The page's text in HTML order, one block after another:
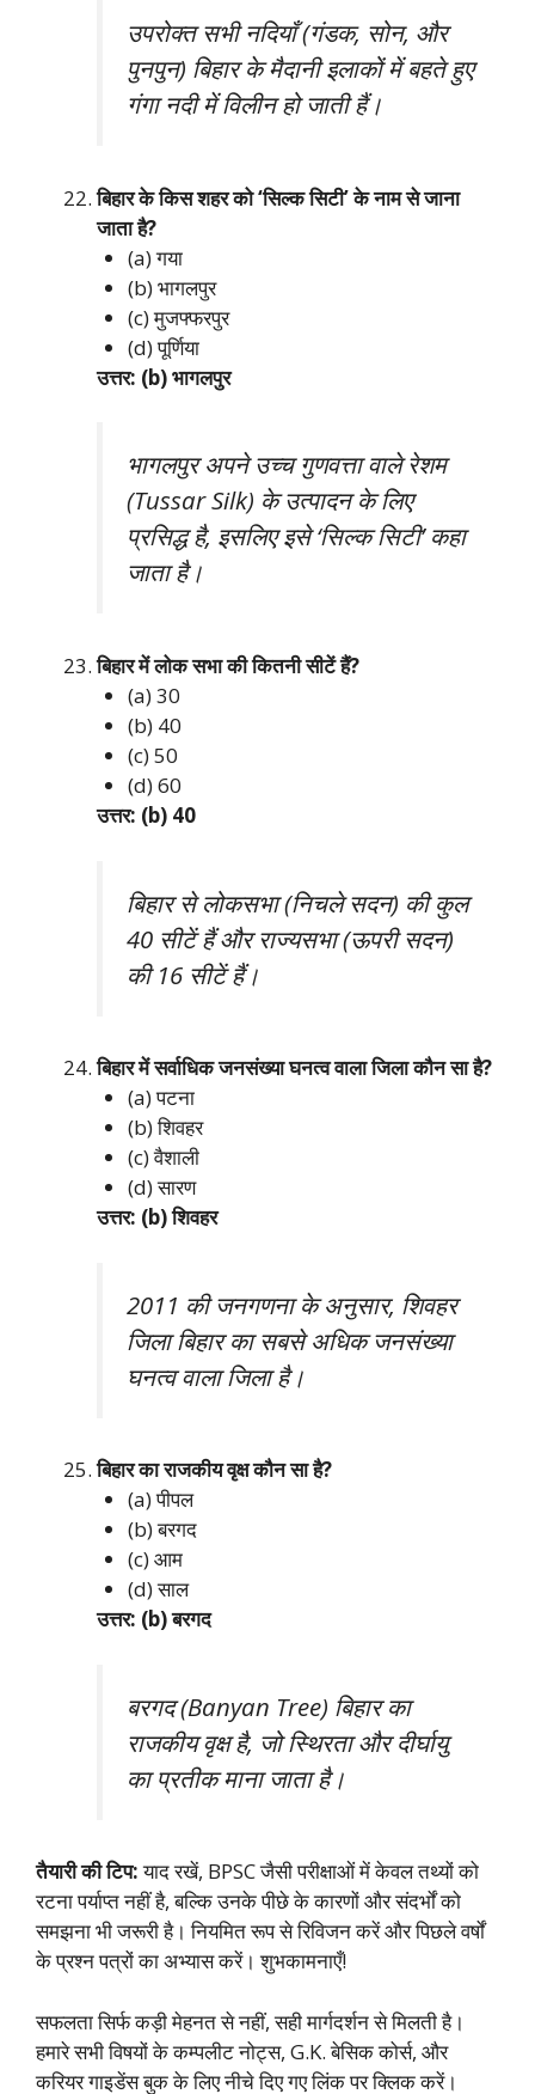
उपरोक्त सभी नदियाँ (गंडक, सोन, और
पुनपुन) बिहार के मैदानी इलाकों में बहते हुए
गंगा नदी में विलीन हो जाती हैं।
बिहार के किस शहर को ‘सिल्क सिटी’ के नाम से जाना
जाता है?
(a) गया
(b) भागलपुर
(c) मुजफ्फरपुर
(d) पूर्णिया
उत्तर: (b) भागलपुर
भागलपुर अपने उच्च गुणवत्ता वाले रेशम
(Tussar Silk) के उत्पादन के लिए
प्रसिद्ध है, इसलिए इसे ‘सिल्क सिटी’ कहा
जाता है।
बिहार में लोक सभा की कितनी सीटें हैं?
(a) 30
(b) 40
(c) 50
(d) 60
उत्तर: (b) 40
बिहार से लोकसभा (निचले सदन) की कुल
40 सीटें हैं और राज्यसभा (ऊपरी सदन)
की 16 सीटें हैं।
बिहार में सर्वाधिक जनसंख्या घनत्व वाला जिला कौन सा है?
(a) पटना
(b) शिवहर
(c) वैशाली
(d) सारण
उत्तर: (b) शिवहर
2011 की जनगणना के अनुसार, शिवहर
जिला बिहार का सबसे अधिक जनसंख्या
घनत्व वाला जिला है।
बिहार का राजकीय वृक्ष कौन सा है?
(a) पीपल
(b) बरगद
(c) आम
(d) साल
उत्तर: (b) बरगद
बरगद (Banyan Tree) बिहार का
राजकीय वृक्ष है, जो स्थिरता और दीर्घायु
का प्रतीक माना जाता है।
तैयारी की टिप:याद रखें, BPSC जैसी परीक्षाओं में केवल तथ्यों को
रटना पर्याप्त नहीं है, बल्कि उनके पीछे के कारणों और संदर्भों को
समझना भी जरूरी है। नियमित रूप से रिविजन करें और पिछले वर्षों
के प्रश्न पत्रों का अभ्यास करें। शुभकामनाएँ!
सफलता सिर्फ कड़ी मेहनत से नहीं, सही मार्गदर्शन से मिलती है।
हमारे सभी विषयों के कम्पलीट नोट्स, G.K. बेसिक कोर्स, और
करियर गाइडेंस बुक के लिए नीचे दिए गए लिंक पर क्लिक करें।